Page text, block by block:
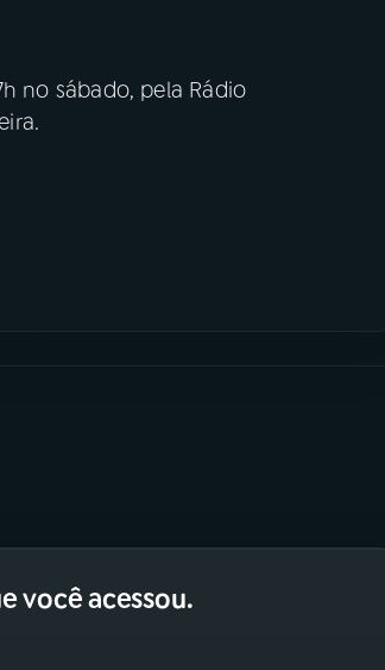
no sábado, pela Rádio
você acessou.